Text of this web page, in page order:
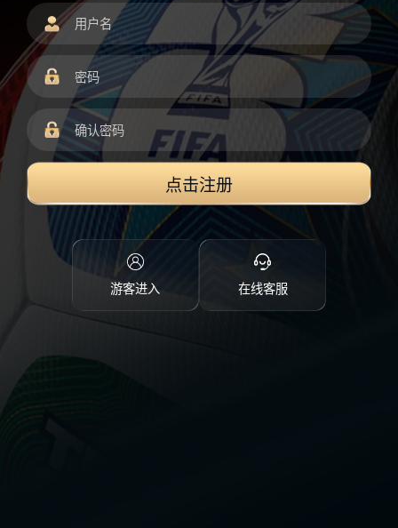
点击注册
游客进入 在线客服